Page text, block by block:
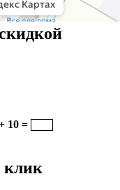
10 =
клик